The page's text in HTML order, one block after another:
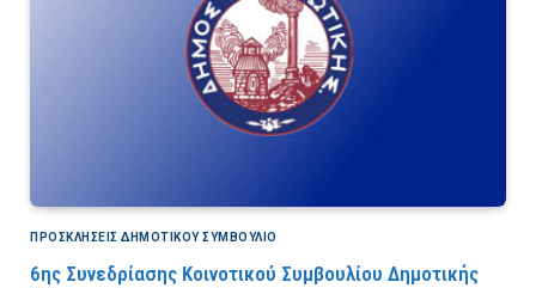
ΠΡΟΣΚΛΉΣΕΙΣ ΔΗΜΟΤΙΚΟΎ ΣΥΜΒΟΎΛΙΟ
6ης Συνεδρίασης Κοινοτικού Συμβουλίου Δημοτικής